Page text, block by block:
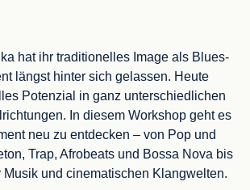
hat ihr traditionelles Image als Blues-
längst hinter sich gelassen. Heute
Potenzial in ganz unterschiedlichen
In diesem Workshop geht es
neu zu entdecken – von Pop und
Trap, Afrobeats und Bossa Nova bis
Musik und cinematischen Klangwelten.